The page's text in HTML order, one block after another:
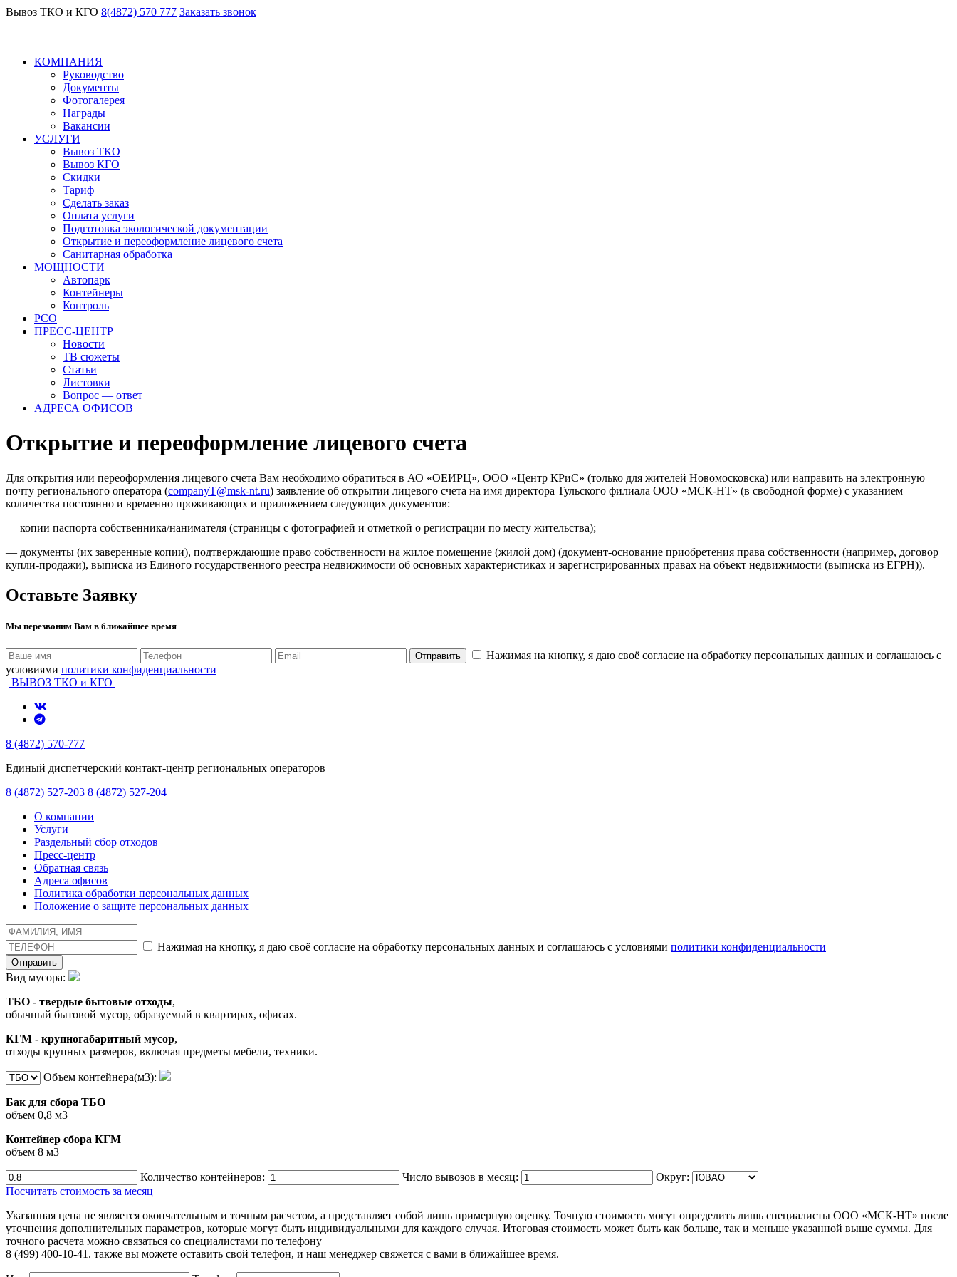
Вывоз ТКО и КГО 8(4872) 570 777 Заказать звонок
КОМПАНИЯ
Руководство
Документы
Фотогалерея
Награды
Вакансии
УСЛУГИ
Вывоз ТКО
Вывоз КГО
Скидки
Тариф
Сделать заказ
Оплата услуги
Подготовка экологической документации
Открытие и переоформление лицевого счета
Санитарная обработка
МОЩНОСТИ
Автопарк
Контейнеры
Контроль
РСО
ПРЕСС-ЦЕНТР
Новости
ТВ сюжеты
Статьи
Листовки
Вопрос — ответ
АДРЕСА ОФИСОВ
Открытие и переоформление лицевого счета
Для открытия или переоформления лицевого счета Вам необходимо обратиться в АО «ОЕИРЦ», ООО «Центр КРиС» (только для жителей Новомосковска) или направить на электронную
почту регионального оператора (companyT@msk-nt.ru) заявление об открытии лицевого счета на имя директора Тульского филиала ООО «МСК-НТ» (в свободной форме) с указанием
количества постоянно и временно проживающих и приложением следующих документов:
— копии паспорта собственника/нанимателя (страницы с фотографией и отметкой о регистрации по месту жительства);
— документы (их заверенные копии), подтверждающие право собственности на жилое помещение (жилой дом) (документ-основание приобретения права собственности (например, договор
купли-продажи), выписка из Единого государственного реестра недвижимости об основных характеристиках и зарегистрированных правах на объект недвижимости (выписка из ЕГРН)).
Оставьте Заявку
Мы перезвоним Вам в ближайшее время
Отправить
Нажимая на кнопку, я даю своё согласие на обработку персональных данных и соглашаюсь с
условиями политики конфиденциальности
ВЫВОЗ ТКО и КГО
8 (4872) 570-777
Единый диспетчерский контакт-центр региональных операторов
8 (4872) 527-203 8 (4872) 527-204
О компании
Услуги
Раздельный сбор отходов
Пресс-центр
Обратная связь
Адреса офисов
Политика обработки персональных данных
Положение о защите персональных данных
Нажимая на кнопку, я даю своё согласие на обработку персональных данных и соглашаюсь с условиями политики конфиденциальности
Отправить
Вид мусора:
ТБО - твердые бытовые отходы,
обычный бытовой мусор, образуемый в квартирах, офисах.
КГМ - крупногабаритный мусор,
отходы крупных размеров, включая предметы мебели, техники.
Объем контейнера(м3):
Бак для сбора ТБО
объем 0,8 м3
Контейнер сбора КГМ
объем 8 м3
Количество контейнеров: Число вывозов в месяц:
Округ:
Посчитать стоимость за месяц
Указанная цена не является окончательным и точным расчетом, а представляет собой лишь примерную оценку. Точную стоимость могут определить лишь специалисты ООО «МСК-НТ» после
уточнения дополнительных параметров, которые могут быть индивидуальными для каждого случая. Итоговая стоимость может быть как больше, так и меньше указанной выше суммы. Для
точного расчета можно связаться со специалистами по телефону
8 (499) 400-10-41. также вы можете оставить свой телефон, и наш менеджер свяжется с вами в ближайшее время.